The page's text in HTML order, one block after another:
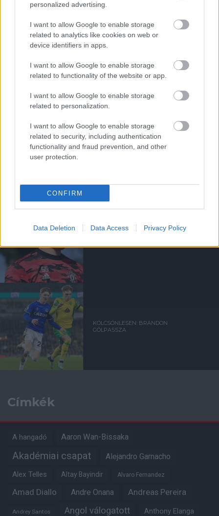
personalized advertising.
I want to allow Google to enable storage
related to analytics like cookies on web or
device identifiers in apps.
I want to allow Google to enable storage
related to functionality of the website or app.
I want to allow Google to enable storage
related to personalization.
I want to allow Google to enable storage
related to security, including authentication
functionality and fraud prevention, and other
user protection.
CONFIRM
Data Deletion Data Access Privacy Policy
KÖLCSÖNLESEN
SAVAGE FONTOS
GYŐZELEMHEZ SEGÍTETTE A
FOREST -ET
KÖLCSÖNJÁTÉKOS SZEMLE:
SAVAGE ÖRÖMTELI
KÖLCSÖNLESEN: BRANDON
GÓLPASSZA
Címkék
A hangadó Aaron Wan-Bissaka
Akadémiai csapat Alejandro Garnacho
Alex Telles Altay Bayindir Alvaro Fernandez
Amad Diallo Andre Onana Andreas Pereira
Andrey Santos Angol válogatott Anthony Elanga